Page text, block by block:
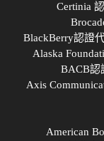
Certinia
BlackBerry認證
Alaska
BACB認
Axis
American